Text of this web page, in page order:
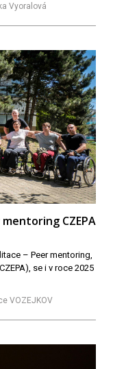
Vyoralová
CZEPA
– Peer mentoring,
se i v roce 2025
VOZEJKOV